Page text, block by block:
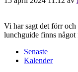
Vi har sagt det förr
lunchguide finns
Senaste
Kalender